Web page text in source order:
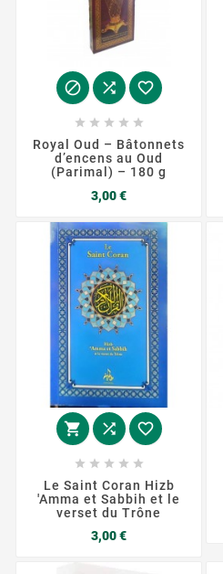
  
    
Royal Oud – Bâtonnets
d’encens au Oud
(Parimal) – 180 g
3,00 €Prix
  
    
Le Saint Coran Hizb
'Amma et Sabbih et le
verset du Trône
3,00 €Prix